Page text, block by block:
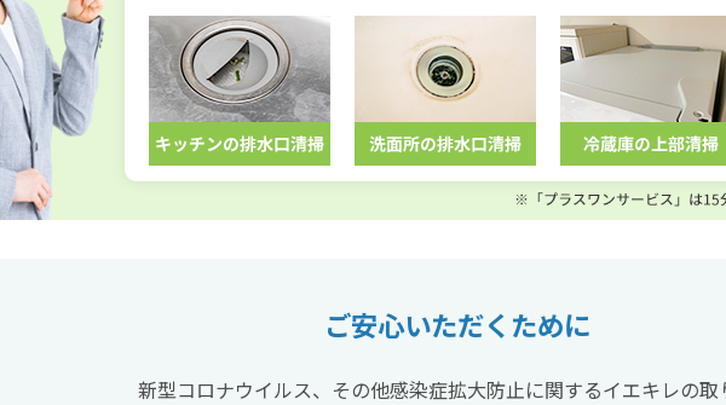
ご安心いただくために
新型コロナウイルス、その他感染症拡大防止に関するイエキレの取